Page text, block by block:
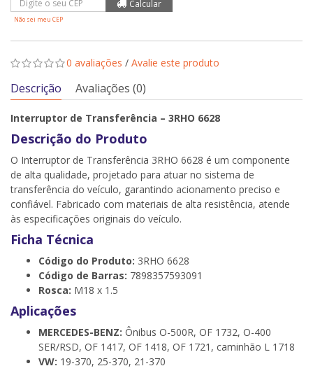
Não sei meu CEP
0 avaliações / Avalie este produto
Descrição Avaliações (0)
Interruptor de Transferência – 3RHO 6628
Descrição do Produto
O Interruptor de Transferência 3RHO 6628 é um componente
de alta qualidade, projetado para atuar no sistema de
transferência do veículo, garantindo acionamento preciso e
confiável. Fabricado com materiais de alta resistência, atende
às especificações originais do veículo.
Ficha Técnica
Código do Produto: 3RHO 6628
Código de Barras: 7898357593091
Rosca: M18 x 1.5
Aplicações
MERCEDES-BENZ: Ônibus O-500R, OF 1732, O-400
SER/RSD, OF 1417, OF 1418, OF 1721, caminhão L 1718
VW: 19-370, 25-370, 21-370